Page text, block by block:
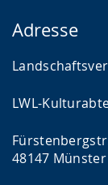
Adresse
LWL-
48147 Münster